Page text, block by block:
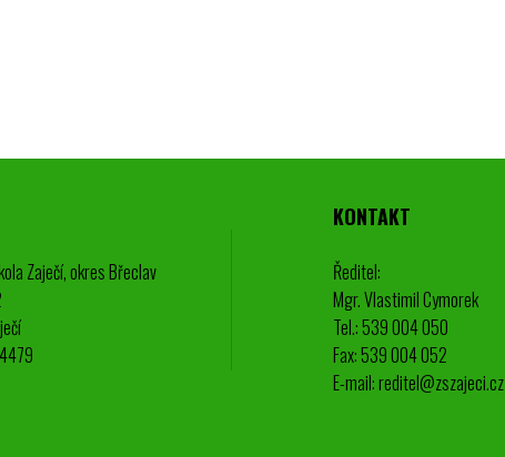
Zaječí, okres Břeclav
KONTAKT
Ředitel:
Mgr. Vlastimil Cymorek
Tel.: 539 004 050
Fax: 539 004 052
E-mail: reditel@zszajeci.cz